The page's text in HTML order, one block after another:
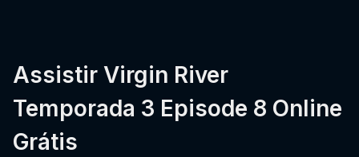
Assistir Virgin River
Temporada 3 Episode 8 Online
Grátis